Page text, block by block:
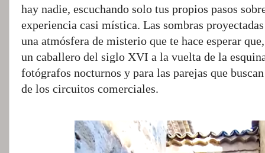
hay nadie, escuchando solo tus propios pasos
experiencia casi mística. Las sombras
una atmósfera de misterio que te hace esperar
un caballero del siglo XVI a la vuelta de la
fotógrafos nocturnos y para las parejas que
de los circuitos comerciales.